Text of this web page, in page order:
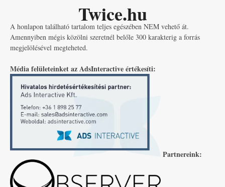
Twice.hu
A honlapon található tartalom teljes egészében NEM vehető át.
Amennyiben mégis közölni szeretnél belőle 300 karakterig a forrás
megjelölésével megteheted.
Média felületeinket az AdsInteractive értékesíti:
Partnereink: